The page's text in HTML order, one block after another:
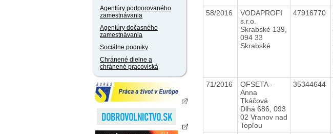
Agentúry podporovaného
zamestnávania
Agentúry dočasného
zamestnávania
Sociálne podniky
Chránené dielne a
chránené pracoviská
58/2016
VODAPROFI
s.r.o.
Skrabské 139,
094 33
Skrabské
47916770
71/2016
OFSETA -
Anna
Tkáčová
Dlhá 686, 093
02 Vranov nad
Topľou
35344644